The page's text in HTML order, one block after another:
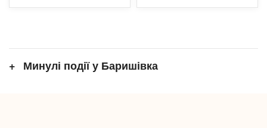
Минулі події у Баришівка